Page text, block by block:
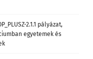
2.1.1 pályázat,
egyetemek és